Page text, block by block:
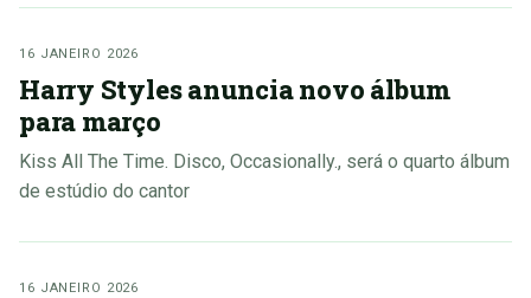
16 JANEIRO 2026
Harry Styles anuncia novo álbum
para março
Kiss All The Time. Disco, Occasionally., será o quarto álbum
de estúdio do cantor
16 JANEIRO 2026